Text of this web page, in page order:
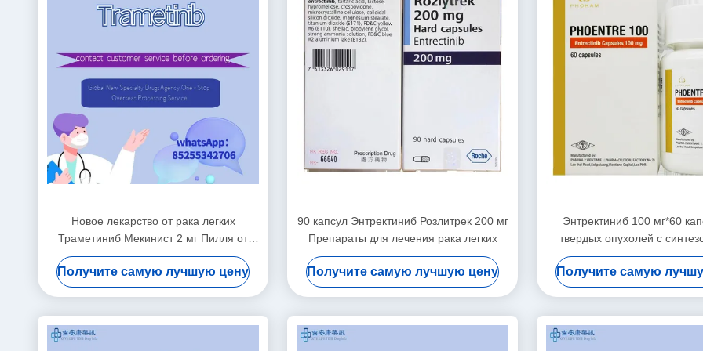
Новое лекарство от рака легких
Траметиниб Мекинист 2 мг Пилля от
рака легких
Получите самую лучшую цену
90 капсул Энтректиниб Розлитрек 200 мг
Препараты для лечения рака легких
Получите самую лучшую цену
Энтректиниб 100 мг*60
твердых опухолей с
Получите самую